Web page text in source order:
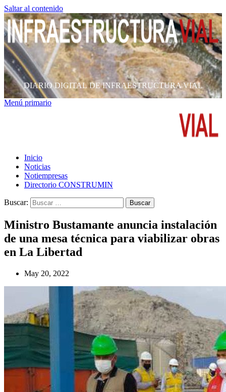
Saltar al contenido
DIARIO DIGITAL DE INFRAESTRUCTURA VIAL
Menú primario
Inicio
Noticias
Notiempresas
Directorio CONSTRUMIN
Buscar:
Ministro Bustamante anuncia instalación
de una mesa técnica para viabilizar obras
en La Libertad
May 20, 2022